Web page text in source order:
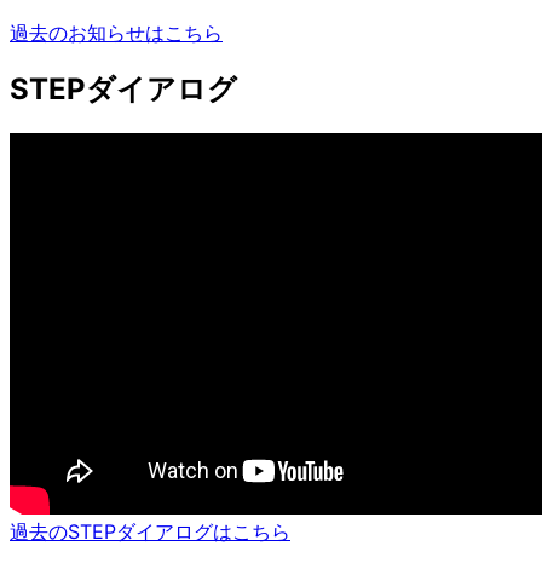
過去のお知らせはこちら
STEPダイアログ
過去のSTEPダイアログはこちら